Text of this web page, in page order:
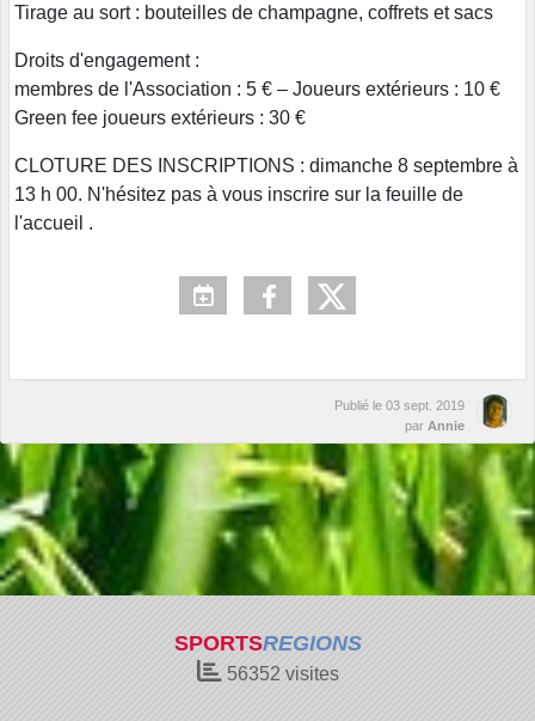
Tirage au sort : bouteilles de champagne, coffrets et sacs
Droits d'engagement :
membres de l'Association : 5 € – Joueurs extérieurs : 10 €
Green fee joueurs extérieurs : 30 €
CLOTURE DES INSCRIPTIONS : dimanche 8 septembre à
13 h 00. N'hésitez pas à vous inscrire sur la feuille de
l'accueil .
Publié le 03 sept. 2019
par Annie
SPORTSREGIONS
56352 visites